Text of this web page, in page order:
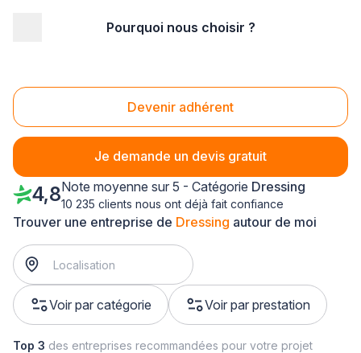
Pourquoi nous choisir ?
Devenir adhérent
Je demande un devis gratuit
Dressing Morbihan (56)
Trouver une entreprise de Dressing autour de moi
Voir par catégorie Voir par prestation
4,8Note moyenne sur 5 - Catégorie Dressing
10 235 clients nous ont déjà fait confiance
Top 3 des entreprises recommandées pour votre projet